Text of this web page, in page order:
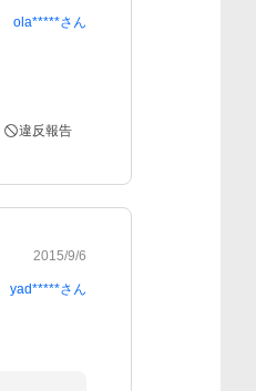
ola*****さん
違反報告
2015/9/6
yad*****さん